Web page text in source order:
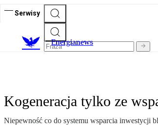
Serwisy
Energianews
Kogeneracja tylko ze
Niepewność co do systemu wsparcia inwestycji